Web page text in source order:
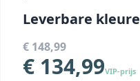
Leverbare
€ 148,99
€ 134,99VIP-prijs